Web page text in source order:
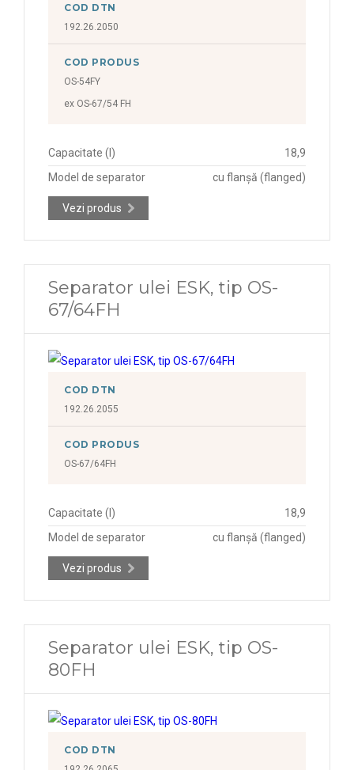
COD DTN
192.26.2050
COD PRODUS
OS-54FY
ex OS-67/54 FH
Capacitate (l)
18,9
Model de separator
cu flanșă (flanged)
Vezi produs
Separator ulei ESK, tip OS-
67/64FH
COD DTN
192.26.2055
COD PRODUS
OS-67/64FH
Capacitate (l)
18,9
Model de separator
cu flanșă (flanged)
Vezi produs
Separator ulei ESK, tip OS-
80FH
COD DTN